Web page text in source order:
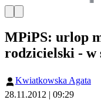
MPiPS: urlop
rodzicielski - w
Kwiatkowska Agata
28.11.2012 | 09:29